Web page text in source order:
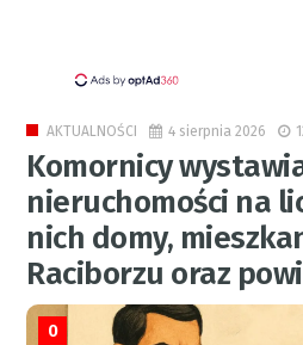
AKTUALNOŚCI 4 sierpnia 2026
Komornicy
nieruchomości na
nich domy,
Raciborzu oraz
0